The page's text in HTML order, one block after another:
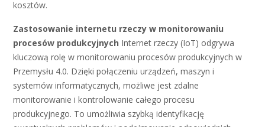
kosztów.
Zastosowanie internetu rzeczy w monitorowaniu
procesów produkcyjnych Internet rzeczy (IoT) odgrywa
kluczową rolę w monitorowaniu procesów produkcyjnych w
Przemysłu 4.0. Dzięki połączeniu urządzeń, maszyn i
systemów informatycznych, możliwe jest zdalne
monitorowanie i kontrolowanie całego procesu
produkcyjnego. To umożliwia szybką identyfikację